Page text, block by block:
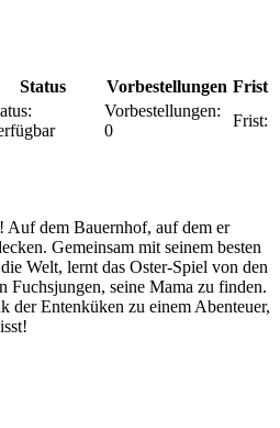
Status Vorbestellungen Frist
Vorbestellungen:
0
Frist:
dem Bauernhof, auf dem er
Gemeinsam mit seinem besten
Welt, lernt das Oster-Spiel von den
Fuchsjungen, seine Mama zu finden.
der Entenküken zu einem Abenteuer,